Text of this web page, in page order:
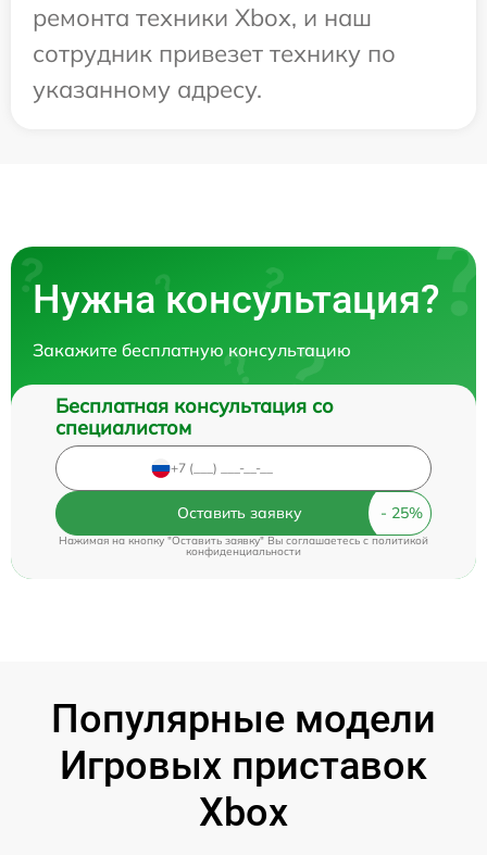
ремонта техники Xbox, и наш
сотрудник привезет технику по
указанному адресу.
Нужна консультация?
Закажите бесплатную консультацию
Бесплатная консультация со
специалистом
Оставить заявку
Нажимая на кнопку "Оставить заявку" Вы соглашаетесь cполитикой
конфиденциальности
Популярные модели
Игровых приставок
Xbox